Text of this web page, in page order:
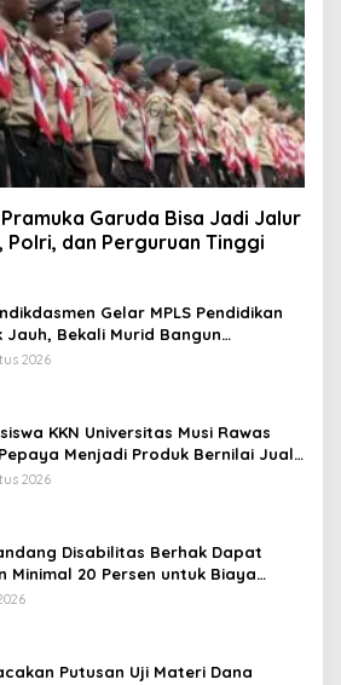
Garuda Bisa Jadi Jalur
Polri, dan Perguruan Tinggi
Gelar MPLS Pendidikan
Jauh, Bekali Murid Bangun
Belajar
2026
KKN Universitas Musi Rawas
Menjadi Produk Bernilai Jual
Dorong UMKM Desa Air Satan
2026
Disabilitas Berhak Dapat
Minimal 20 Persen untuk Biaya
dan Kuliah
Putusan Uji Materi Dana